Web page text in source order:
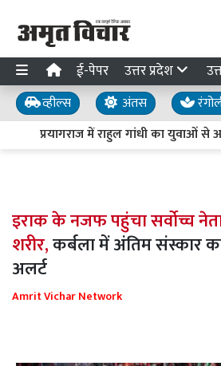
ई-पेपर उत्तर प्रदेश
व्हील्स अंतस
प्रयागराज में राहुल गांधी का युवाओं से
इराक के नजफ पहुंचा सर्वोच्च
शरीर,कर्बला में अंतिम संस्कार
अलर्ट
Amrit Vichar Network